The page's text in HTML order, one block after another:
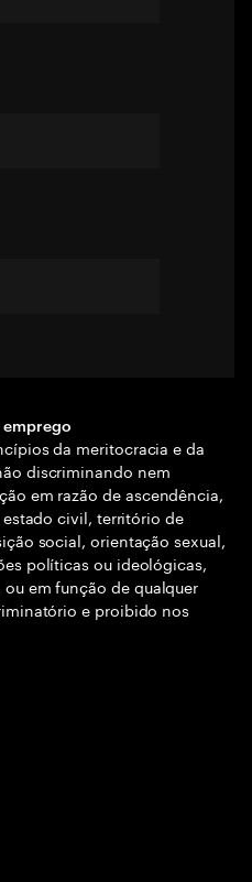
da meritocracia e da
discriminando nem
em razão de ascendência,
civil, território de
social, orientação sexual,
políticas ou ideológicas,
em função de qualquer
e proibido nos